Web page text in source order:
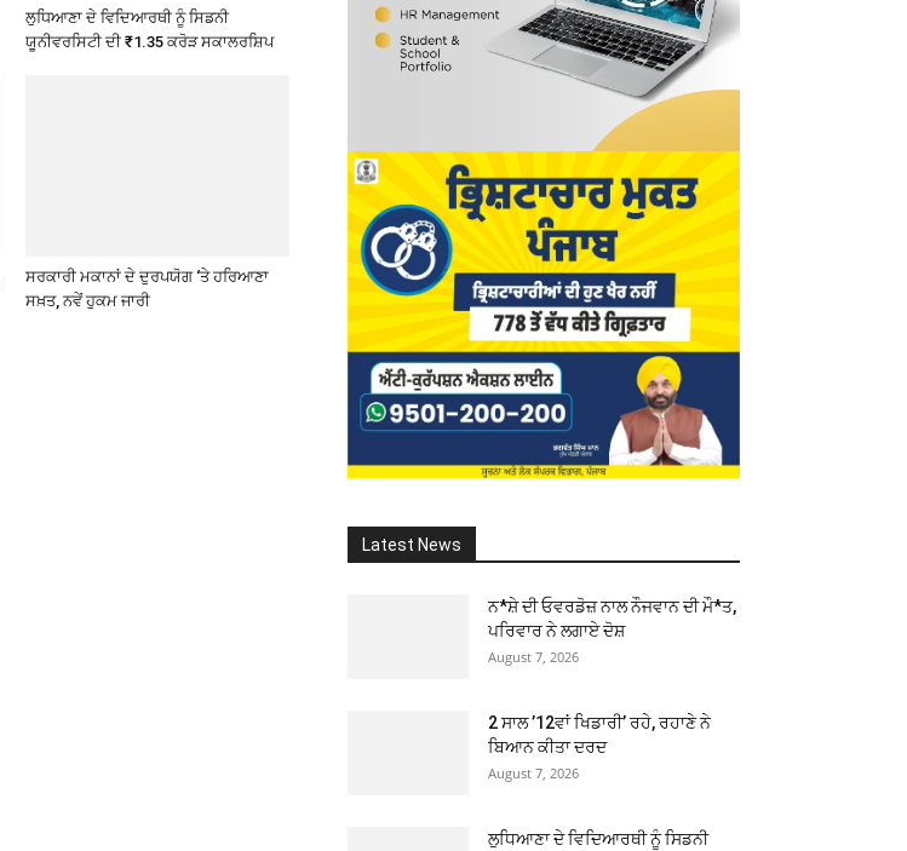
ਲੁਧਿਆਣਾ ਦੇ ਵਿਦਿਆਰਥੀ ਨੂੰ ਸਿਡਨੀ
ਯੂਨੀਵਰਸਿਟੀ ਦੀ ₹1.35 ਕਰੋੜ ਸਕਾਲਰਸ਼ਿਪ
ਸਰਕਾਰੀ ਮਕਾਨਾਂ ਦੇ ਦੁਰਪਯੋਗ ‘ਤੇ ਹਰਿਆਣਾ
ਸਖ਼ਤ, ਨਵੇਂ ਹੁਕਮ ਜਾਰੀ
Latest News
ਨ*ਸ਼ੇ ਦੀ ਓਵਰਡੋਜ਼ ਨਾਲ ਨੌਜਵਾਨ ਦੀ ਮੌ*ਤ,
ਪਰਿਵਾਰ ਨੇ ਲਗਾਏ ਦੋਸ਼
August 7, 2026
2 ਸਾਲ ’12ਵਾਂ ਖਿਡਾਰੀ’ ਰਹੇ, ਰਹਾਣੇ ਨੇ
ਬਿਆਨ ਕੀਤਾ ਦਰਦ
August 7, 2026
ਲੁਧਿਆਣਾ ਦੇ ਵਿਦਿਆਰਥੀ ਨੂੰ ਸਿਡਨੀ